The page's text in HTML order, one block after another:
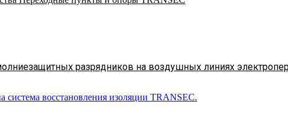
разрядников на воздушных линиях
система восстановления изоляции TRANSEC.